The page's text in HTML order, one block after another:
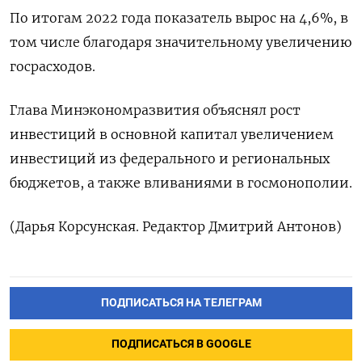
По итогам 2022 года показатель вырос на 4,6%, в
том числе благодаря значительному увеличению
госрасходов.
Глава Минэкономразвития объяснял рост
инвестиций в основной капитал увеличением
инвестиций из федерального и региональных
бюджетов, а также вливаниями в госмонополии.
(Дарья Корсунская. Редактор Дмитрий Антонов)
ПОДПИСАТЬСЯ НА ТЕЛЕГРАМ
ПОДПИСАТЬСЯ В GOOGLE